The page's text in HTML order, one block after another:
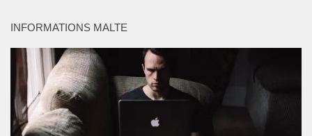
INFORMATIONS MALTE